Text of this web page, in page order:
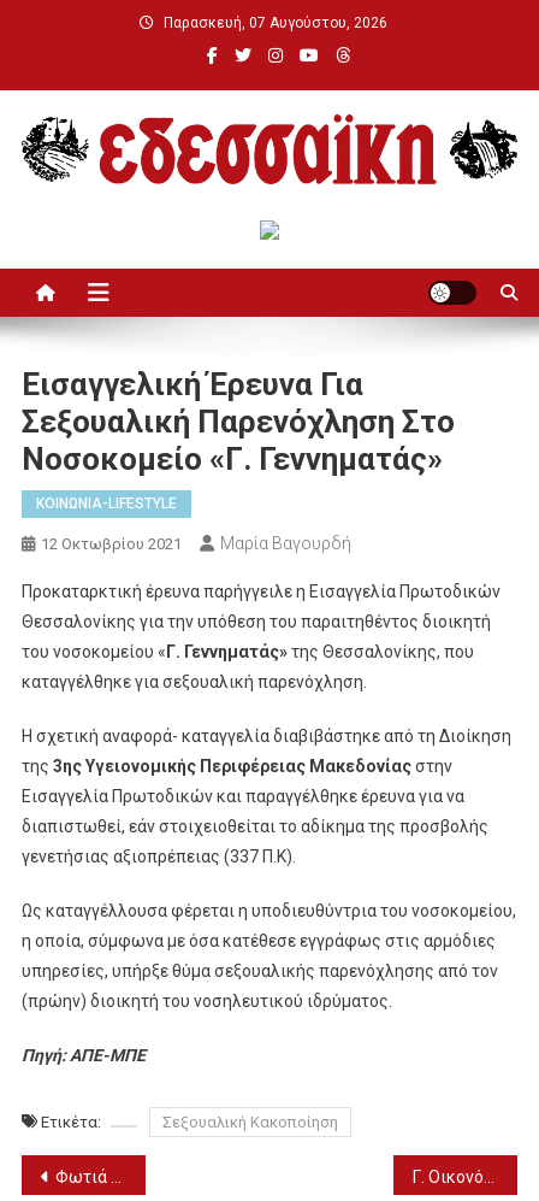
Παρασκευή, 07 Αυγούστου, 2026
Εισαγγελική Έρευνα Για
Σεξουαλική Παρενόχληση Στο
Νοσοκομείο «Γ. Γεννηματάς»
ΚΟΙΝΩΝΙΑ-LIFESTYLE
12 Οκτωβρίου 2021 Μαρία Βαγουρδή
Προκαταρκτική έρευνα παρήγγειλε η Εισαγγελία Πρωτοδικών
Θεσσαλονίκης για την υπόθεση του παραιτηθέντος διοικητή
του νοσοκομείου « Γ. Γεννηματάς»της Θεσσαλονίκης, που
καταγγέλθηκε για σεξουαλική παρενόχληση.
Η σχετική αναφορά- καταγγελία διαβιβάστηκε από τη Διοίκηση
της 3ης Υγειονομικής Περιφέρειας Μακεδονίαςστην
Εισαγγελία Πρωτοδικών και παραγγέλθηκε έρευνα για να
διαπιστωθεί, εάν στοιχειοθείται το αδίκημα της προσβολής
γενετήσιας αξιοπρέπειας (337 Π.Κ).
Ως καταγγέλλουσα φέρεται η υποδιευθύντρια του νοσοκομείου,
η οποία, σύμφωνα με όσα κατέθεσε εγγράφως στις αρμόδιες
υπηρεσίες, υπήρξε θύμα σεξουαλικής παρενόχλησης από τον
(πρώην) διοικητή του νοσηλευτικού ιδρύματος.
Πηγή: ΑΠΕ-ΜΠΕ
Ετικέτα: Σεξουαλική Κακοποίηση
Πλοήγηση
Φωτιά στο Μάτι: Την παραπομπή 27 κατηγορουμένων προτείνει ο εισαγγελέας